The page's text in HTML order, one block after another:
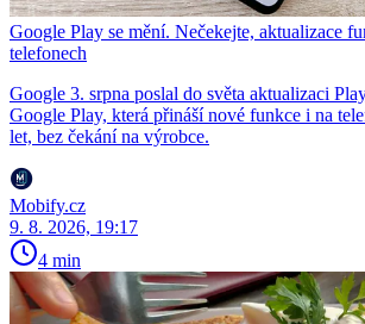
Google Play se mění. Nečekejte, aktualizace
telefonech
Google 3. srpna poslal do světa aktualizaci
Google Play, která přináší nové funkce i na
let, bez čekání na výrobce.
Mobify.cz
9. 8. 2026, 19:17
4 min